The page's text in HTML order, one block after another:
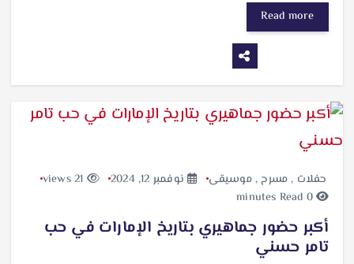
Read more
حفلات , مسرح,موسيقى نوفمبر 12, 2024
0 minutes Read
أكبر حضور جماهيري بتاريخ الإمارات في حب
تامر حسني